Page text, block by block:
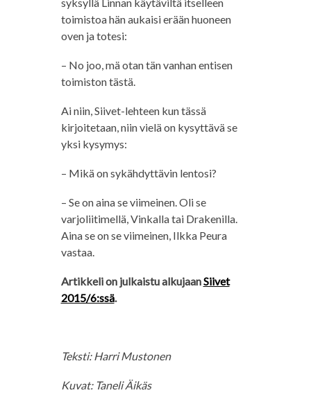
toimistoa hän aukaisi erään huoneen
oven ja totesi:
– No joo, mä otan tän vanhan entisen
toimiston tästä.
Ai niin, Siivet-lehteen kun tässä
kirjoitetaan, niin vielä on kysyttävä se
yksi kysymys:
– Mikä on sykähdyttävin lentosi?
– Se on aina se viimeinen. Oli se
varjoliitimellä, Vinkalla tai Drakenilla.
Aina se on se viimeinen, Ilkka Peura
vastaa.
Artikkeli on julkaistu alkujaanSiivet
2015/6:ssä.
Teksti: Harri Mustonen
Kuvat: Taneli Äikäs